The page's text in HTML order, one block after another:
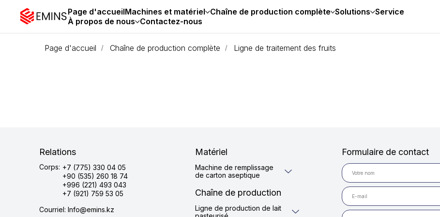
Page d'accueilMachines et matériel Chaîne de production complète Solutions Service
À propos de nous Contactez-nous
Page d'accueil / Chaîne de production complète / Ligne de traitement des fruits
+7 (775) 330 04 05
+90 (535) 260 18 74
+996 (221) 493 043
+7 (921) 759 53 05
Ligne de production de lait
Machine de remplissage
de carton aseptique
Courriel: Info@emins.kz
Corps:
Chaîne de production
Formulaire de contact
Matériel
Relations